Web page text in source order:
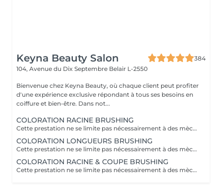
Keyna Beauty Salon
384
104, Avenue du Dix Septembre Belair L-2550
Bienvenue chez Keyna Beauty, où chaque client peut profiter
d'une expérience exclusive répondant à tous ses besoins en
coiffure et bien-être. Dans not...
COLORATION RACINE BRUSHING
Cette prestation ne se limite pas nécessairement à des mèches ou à un balayage, mais comprends une coloration simples sur les racines. Pour toutes les colorations réalisées par le salon, si vous souhaitez bénéficier d'un soin intensif, veuillez le sélectionner dans la section "Soins", car cela sera considéré comme un supplément. Important: cheveux sans tresse ni noeuds à l'arrivée; tout noeuds ou tressage entraîne l'annulation et 50% de la prestation est retenu ou si le coiffeur a assez de temps pour vous les défaire un supplément s'appliquera . Ce que comprend la prestation - Consultation et diagnostic personnalisés des cheveux et de la couleur - Shampooing nourrissant - Masque nourrissant et hydratant - Soin sans rinçage - Brushing - Fixateur ou Serum Toute arrivée retardée de 15-30 minutes ou plus entraînera l'annulation automatique du rendez-vous.
COLORATION LONGUEURS BRUSHING
Cette prestation ne se limite pas nécessairement à des mèches ou à un balayage, mais comprends une coloration simples sur les racines. Pour toutes les colorations réalisées par le salon, si vous souhaitez bénéficier d'un soin intensif, veuillez le sélectionner dans la section "Soins", car cela sera considéré comme un supplément. Important: cheveux sans tresse ni noeuds à l'arrivée; tout noeuds ou tressage entraîne l'annulation et 50% de la prestation est retenu ou si le coiffeur a assez de temps pour vous les défaire un supplément s'appliquera . Ce que comprend la prestation - Consultation et diagnostic personnalisés des cheveux et de la couleur - Shampooing nourrissant - Masque nourrissant et hydratant - Soin sans rinçage - Brushing - Fixateur ou Serum Toute arrivée retardée de 15-30 minutes ou plus entraînera l'annulation automatique du rendez-vous.
COLORATION RACINE & COUPE BRUSHING
Cette prestation ne se limite pas nécessairement à des mèches ou à un balayage, mais comprends une coloration simples sur les racines. Pour toutes les colorations réalisées par le salon, si vous souhaitez bénéficier d'un soin intensif, veuillez le sélectionner dans la section "Soins", car cela sera considéré comme un supplément. Important: cheveux sans tresse ni noeuds à l'arrivée; tout noeuds ou tressage entraîne l'annulation et 50% de la prestation est retenu ou si le coiffeur a assez de temps pour vous les défaire un supplément s'appliquera . Ce que comprend la prestation - Consultation et diagnostic personnalisés des cheveux de la couleur et la coupe - Shampooing nourrissant - Masque nourrissant et hydratant - Soin sans rinçage - Coupe et Brushing - Fixateur ou Serum Toute arrivée retardée de 15-30 minutes ou plus entraînera l'annulation automatique du rendez-vous.